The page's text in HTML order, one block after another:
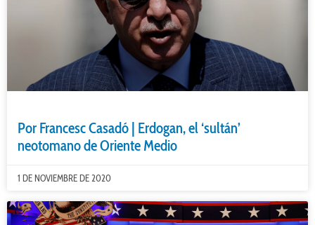
Por Francesc Casadó | Erdogan, el ‘sultán’
neotomano de Oriente Medio
1 DE NOVIEMBRE DE 2020